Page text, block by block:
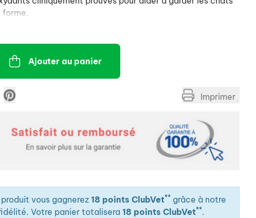
forme.
Ajouter au panier
Imprimer
vous gagnerez18 points ClubVet** grâce à notre
Votre panier totalisera 18 points ClubVet**.